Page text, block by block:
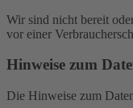
Wir sind nicht bereit
vor einer
Hinweise zum
Die Hinweise zum